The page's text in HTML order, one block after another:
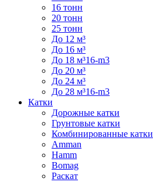
16 тонн
20 тонн
25 тонн
До 12 м³
До 16 м³
До 18 м³16-m3
До 20 м³
До 24 м³
До 28 м³16-m3
Катки
Дорожные катки
Грунтовые катки
Комбинированные катки
Amman
Hamm
Bomag
Раскат